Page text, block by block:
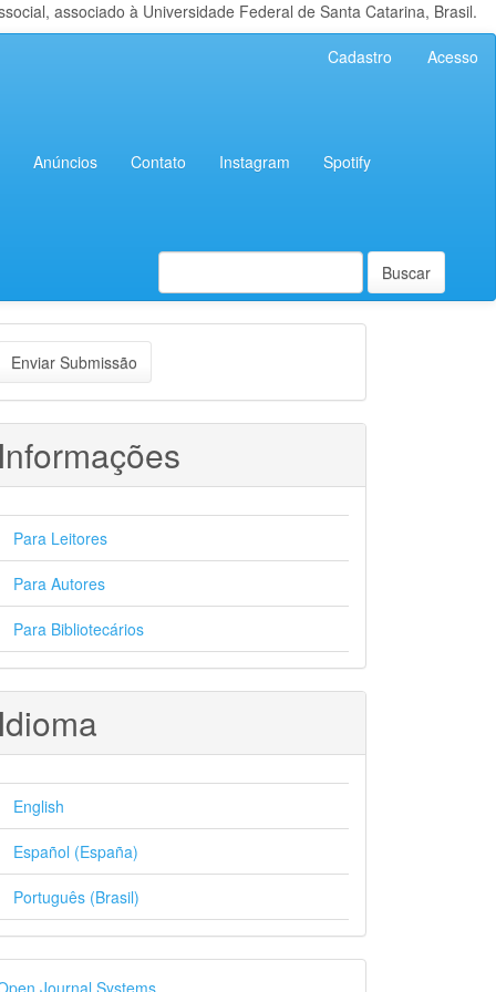
associado à Universidade Federal de Santa Catarina, Brasil.
Cadastro Acesso
Anúncios Contato Instagram Spotify
Buscar
Enviar Submissão
Para Leitores
Para Autores
Para Bibliotecários
English
Español (España)
Português (Brasil)
Journal Systems